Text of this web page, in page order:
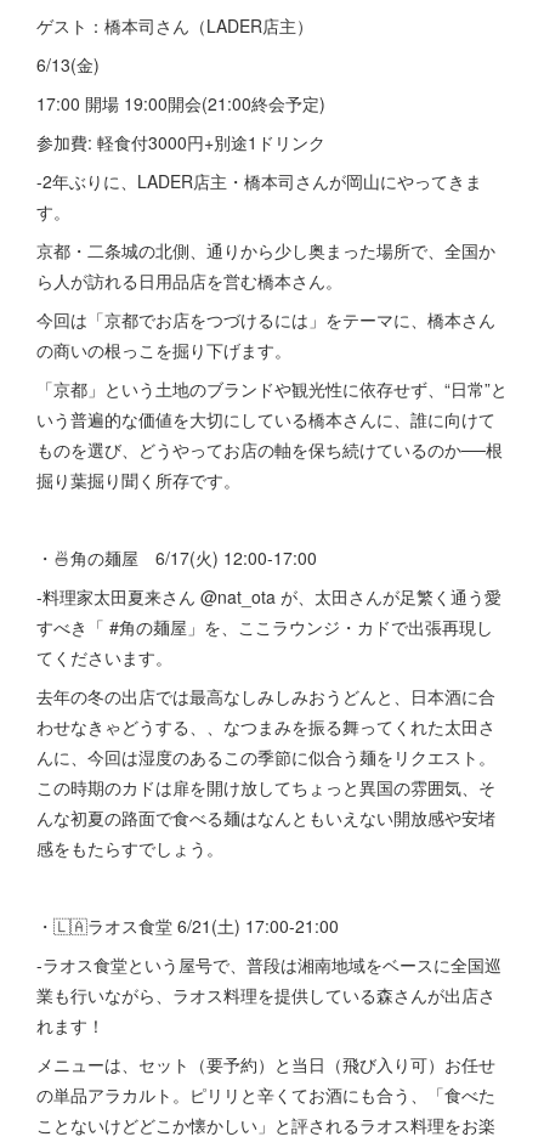
ゲスト：橋本司さん（LADER店主）
6/13(金)
17:00 開場 19:00開会(21:00終会予定)
参加費: 軽食付3000円+別途1ドリンク
-2年ぶりに、LADER店主・橋本司さんが岡山にやってきま
す。
京都・二条城の北側、通りから少し奥まった場所で、全国か
ら人が訪れる日用品店を営む橋本さん。
今回は「京都でお店をつづけるには」をテーマに、橋本さん
の商いの根っこを掘り下げます。
「京都」という土地のブランドや観光性に依存せず、“日常”と
いう普遍的な価値を大切にしている橋本さんに、誰に向けて
ものを選び、どうやってお店の軸を保ち続けているのか──根
掘り葉掘り聞く所存です。
・🍜角の麺屋 6/17(火) 12:00-17:00
-料理家太田夏来さん @nat_ota が、太田さんが足繁く通う愛
すべき「 #角の麺屋」を、ここラウンジ・カドで出張再現し
てくださいます。
去年の冬の出店では最高なしみしみおうどんと、日本酒に合
わせなきゃどうする、、なつまみを振る舞ってくれた太田さ
んに、今回は湿度のあるこの季節に似合う麺をリクエスト。
この時期のカドは扉を開け放してちょっと異国の雰囲気、そ
んな初夏の路面で食べる麺はなんともいえない開放感や安堵
感をもたらすでしょう。
・🇱🇦ラオス食堂 6/21(土) 17:00-21:00
-ラオス食堂という屋号で、普段は湘南地域をベースに全国巡
業も行いながら、ラオス料理を提供している森さんが出店さ
れます！
メニューは、セット（要予約）と当日（飛び入り可）お任せ
の単品アラカルト。ピリリと辛くてお酒にも合う、「食べた
ことないけどどこか懐かしい」と評されるラオス料理をお楽